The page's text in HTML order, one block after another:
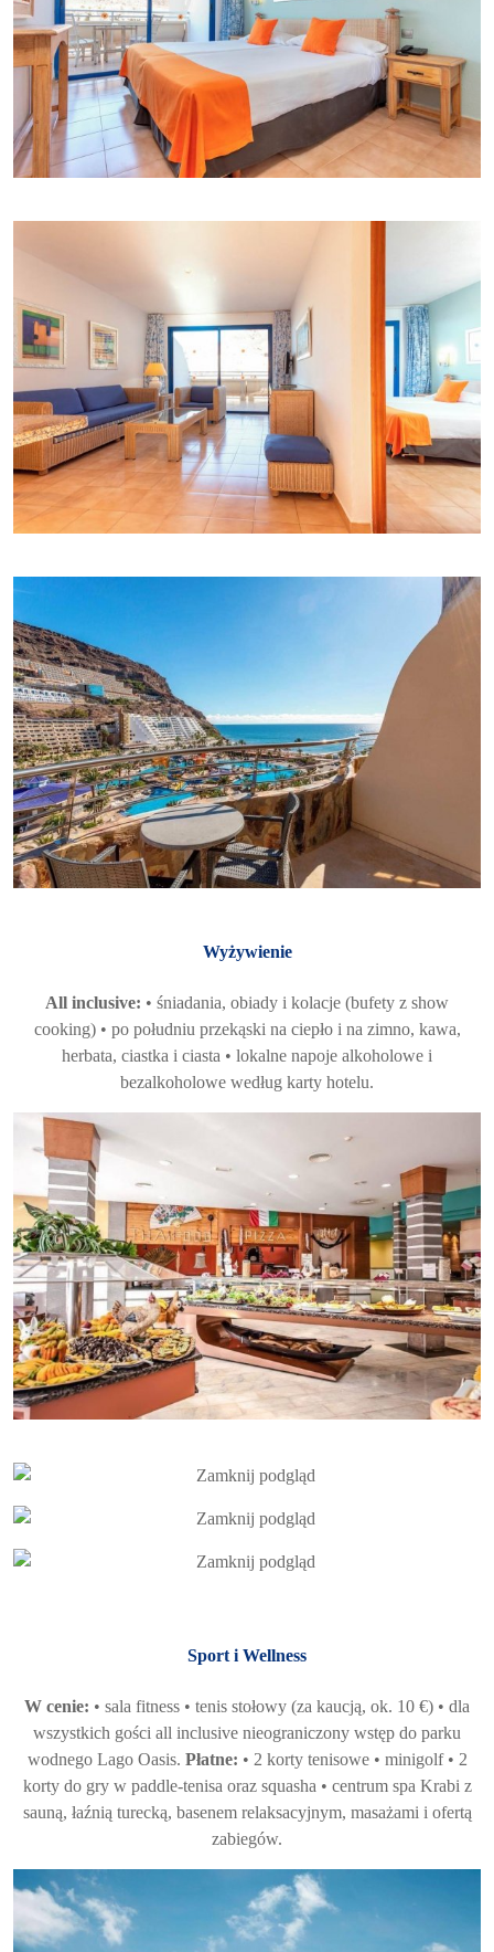
Wyżywienie
All inclusive: • śniadania, obiady i kolacje (bufety z show
cooking) • po południu przekąski na ciepło i na zimno, kawa,
herbata, ciastka i ciasta • lokalne napoje alkoholowe i
bezalkoholowe według karty hotelu.
Sport i Wellness
W cenie: • sala fitness • tenis stołowy (za kaucją, ok. 10 €) • dla
wszystkich gości all inclusive nieograniczony wstęp do parku
wodnego Lago Oasis. Płatne: • 2 korty tenisowe • minigolf • 2
korty do gry w paddle-tenisa oraz squasha • centrum spa Krabi z
sauną, łaźnią turecką, basenem relaksacyjnym, masażami i ofertą
zabiegów.